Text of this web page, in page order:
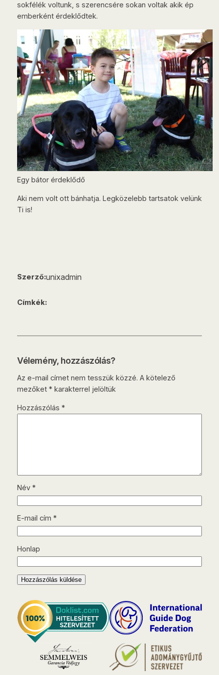
sokfélék voltunk, s szerencsére sokan voltak akik ép
emberként érdeklődtek.
Egy bátor érdeklődő
Aki nem volt ott bánhatja. Legközelebb tartsatok velünk
Ti is!
Szerző:unixadmin
Címkék:
Vélemény, hozzászólás?
Az e-mail címet nem tesszük közzé. A kötelező
mezőket *karakterrel jelöltük
Hozzászólás *
Név *
E-mail cím *
Honlap